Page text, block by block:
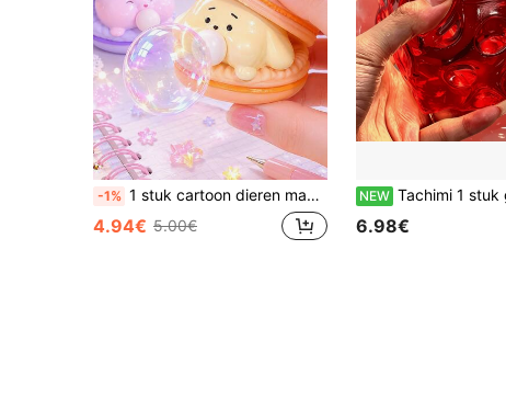
-1% 1 stuk cartoon dieren macaron squish speelgoed, schattig bellenblazen zacht handknijpspeelgoed voor kinderen
4.94€ 5.00€
NEW Tachimi 1 stuk grote heldere vierkante kaas squishies, gladde gelei met langzame terugslag knijpspeeltje, kalmerende stressverlichtende squishys, schattig zacht sensorisch
6.98€